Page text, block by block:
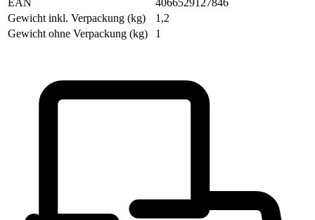
EAN
4066529127846
Gewicht inkl. Verpackung (kg)
1,2
Gewicht ohne Verpackung (kg)
1